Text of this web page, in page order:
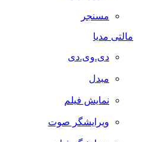
مسنجر
مالتی مدیا
دی.وی.دی
مبدل
نمایش فیلم
ویرایشگر صوت